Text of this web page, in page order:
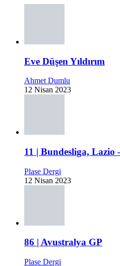
Eve Düşen Yıldırım
Ahmet Dumlu
12 Nisan 2023
11 | Bundesliga, Lazio
Plase Dergi
12 Nisan 2023
86 | Avustralya GP
Plase Dergi